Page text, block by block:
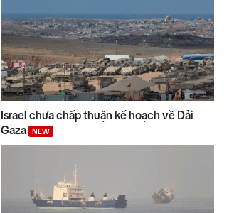
Israel chưa chấp thuận kế hoạch về Dải
Gaza
NEW